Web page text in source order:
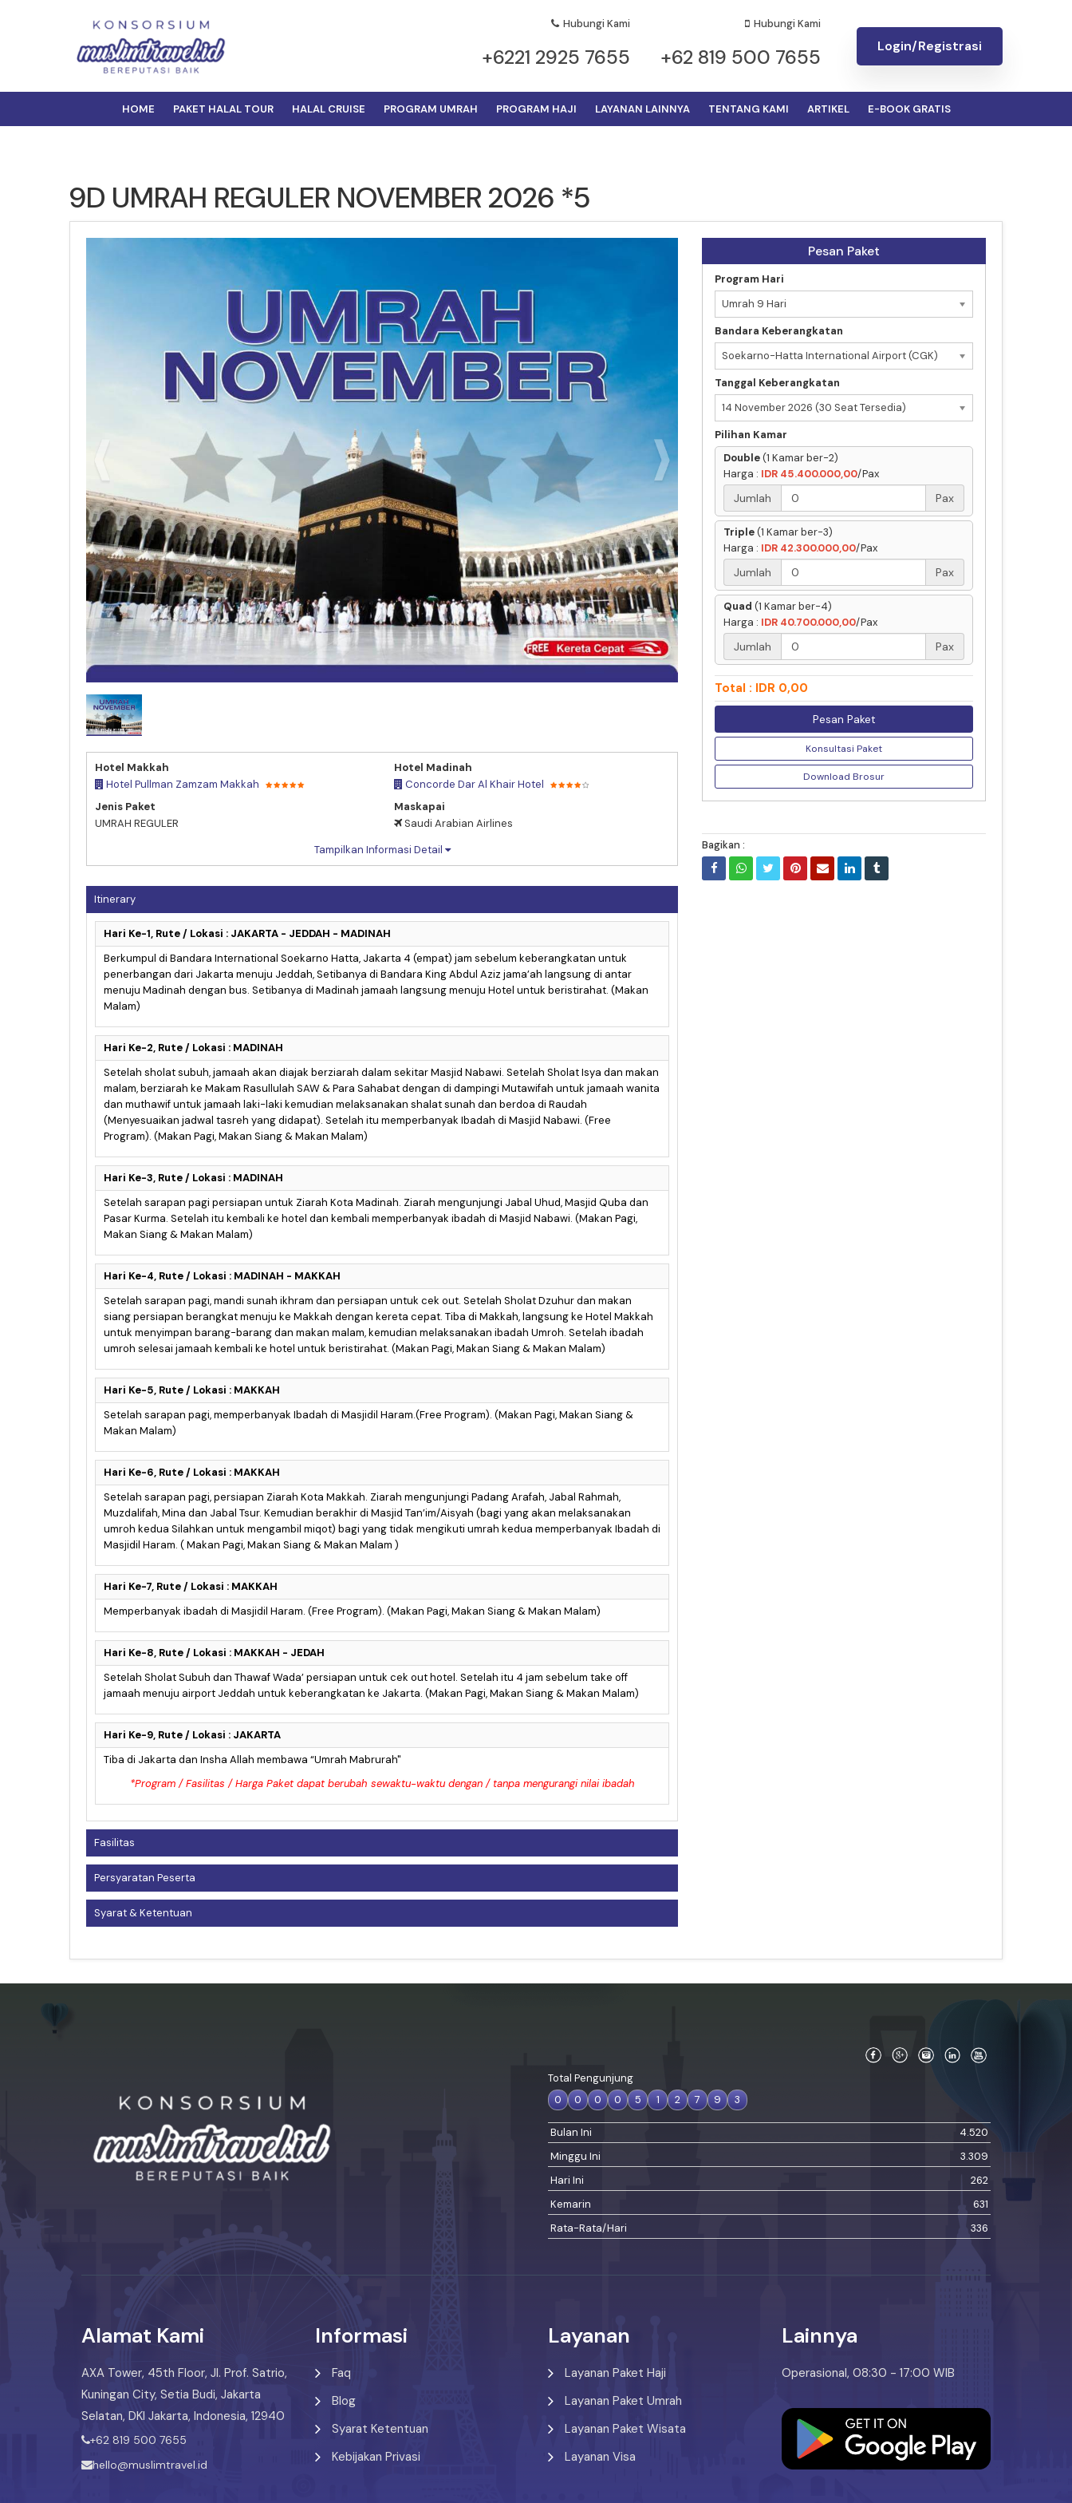
Hubungi Kami
+6221 2925 7655
Hubungi Kami
+62 819 500 7655 Login/Registrasi
HOME PAKET HALAL TOUR HALAL CRUISE PROGRAM UMRAH PROGRAM HAJI LAYANAN LAINNYA TENTANG KAMI ARTIKEL E-BOOK GRATIS
9D UMRAH REGULER NOVEMBER 2026 *5
Umrah November
Hotel Makkah
Hotel Pullman Zamzam Makkah
Hotel Madinah
Concorde Dar Al Khair Hotel
Jenis Paket
UMRAH REGULER
Maskapai
Saudi Arabian Airlines
Tampilkan Informasi Detail
Itinerary
Hari Ke-1, Rute / Lokasi : JAKARTA - JEDDAH - MADINAH
Berkumpul di Bandara International Soekarno Hatta, Jakarta 4 (empat) jam sebelum keberangkatan untuk
penerbangan dari Jakarta menuju Jeddah, Setibanya di Bandara King Abdul Aziz jama’ah langsung di antar
menuju Madinah dengan bus. Setibanya di Madinah jamaah langsung menuju Hotel untuk beristirahat. (Makan
Malam)
Hari Ke-2, Rute / Lokasi : MADINAH
Setelah sholat subuh, jamaah akan diajak berziarah dalam sekitar Masjid Nabawi. Setelah Sholat Isya dan makan
malam, berziarah ke Makam Rasullulah SAW & Para Sahabat dengan di dampingi Mutawifah untuk jamaah wanita
dan muthawif untuk jamaah laki-laki kemudian melaksanakan shalat sunah dan berdoa di Raudah
(Menyesuaikan jadwal tasreh yang didapat). Setelah itu memperbanyak Ibadah di Masjid Nabawi. (Free
Program). (Makan Pagi, Makan Siang & Makan Malam)
Hari Ke-3, Rute / Lokasi : MADINAH
Setelah sarapan pagi persiapan untuk Ziarah Kota Madinah. Ziarah mengunjungi Jabal Uhud, Masjid Quba dan
Pasar Kurma. Setelah itu kembali ke hotel dan kembali memperbanyak ibadah di Masjid Nabawi. (Makan Pagi,
Makan Siang & Makan Malam)
Hari Ke-4, Rute / Lokasi : MADINAH - MAKKAH
Setelah sarapan pagi, mandi sunah ikhram dan persiapan untuk cek out. Setelah Sholat Dzuhur dan makan
siang persiapan berangkat menuju ke Makkah dengan kereta cepat. Tiba di Makkah, langsung ke Hotel Makkah
untuk menyimpan barang-barang dan makan malam, kemudian melaksanakan ibadah Umroh. Setelah ibadah
umroh selesai jamaah kembali ke hotel untuk beristirahat. (Makan Pagi, Makan Siang & Makan Malam)
Hari Ke-5, Rute / Lokasi : MAKKAH
Setelah sarapan pagi, memperbanyak Ibadah di Masjidil Haram.(Free Program). (Makan Pagi, Makan Siang &
Makan Malam)
Hari Ke-6, Rute / Lokasi : MAKKAH
Setelah sarapan pagi, persiapan Ziarah Kota Makkah. Ziarah mengunjungi Padang Arafah, Jabal Rahmah,
Muzdalifah, Mina dan Jabal Tsur. Kemudian berakhir di Masjid Tan’im/Aisyah (bagi yang akan melaksanakan
umroh kedua Silahkan untuk mengambil miqot) bagi yang tidak mengikuti umrah kedua memperbanyak Ibadah di
Masjidil Haram. ( Makan Pagi, Makan Siang & Makan Malam )
Hari Ke-7, Rute / Lokasi : MAKKAH
Memperbanyak ibadah di Masjidil Haram. (Free Program). (Makan Pagi, Makan Siang & Makan Malam)
Hari Ke-8, Rute / Lokasi : MAKKAH - JEDAH
Setelah Sholat Subuh dan Thawaf Wada’ persiapan untuk cek out hotel. Setelah itu 4 jam sebelum take off
jamaah menuju airport Jeddah untuk keberangkatan ke Jakarta. (Makan Pagi, Makan Siang & Makan Malam)
Hari Ke-9, Rute / Lokasi : JAKARTA
Tiba di Jakarta dan Insha Allah membawa “Umrah Mabrurah"
*Program / Fasilitas / Harga Paket dapat berubah sewaktu-waktu dengan / tanpa mengurangi nilai ibadah
Fasilitas
Persyaratan Peserta
Syarat & Ketentuan
Pesan Paket
Program Hari
Umrah 9 Hari
Bandara Keberangkatan
Soekarno-Hatta International Airport (CGK)
Tanggal Keberangkatan
14 November 2026 (30 Seat Tersedia)
Pilihan Kamar
Double(1 Kamar ber-2)
Harga : IDR 45.400.000,00/Pax
Jumlah Pax
Triple(1 Kamar ber-3)
Harga : IDR 42.300.000,00/Pax
Jumlah Pax
Quad (1 Kamar ber-4)
Harga : IDR 40.700.000,00/Pax
Jumlah Pax
Total : IDR 0,00
Pesan Paket
Konsultasi Paket
Download Brosur
Bagikan :
Total Pengunjung
0
0 0 0 5 1 2 7 9 3
Bulan Ini
4.520
Minggu Ini
3.309
Hari Ini
262
Kemarin
631
Rata-Rata/Hari
336
Alamat Kami
AXA Tower, 45th Floor, Jl. Prof. Satrio,
Kuningan City, Setia Budi, Jakarta
Selatan, DKI Jakarta, Indonesia, 12940
+62 819 500 7655
hello@muslimtravel.id
Informasi
Faq
Blog
Syarat Ketentuan
Kebijakan Privasi
Layanan
Layanan Paket Haji
Layanan Paket Umrah
Layanan Paket Wisata
Layanan Visa
Lainnya
Operasional, 08:30 - 17:00 WIB